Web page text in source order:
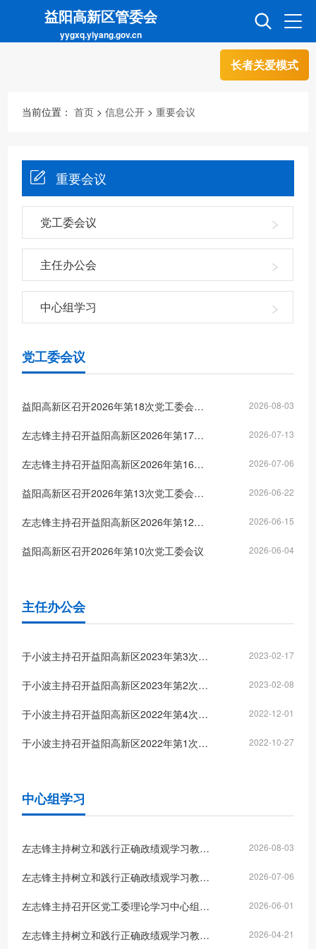
益阳高新区管委会
yygxq.yiyang.gov.cn
互动交流 政务超市
人才超市 金融超市
长者关爱模式
当前位置：首页 >信息公开 >重要会议
重要会议
党工委会议
主任办公会
中心组学习
党工委会议
益阳高新区召开2026年第18次党工委会会议 2026-08-03
左志锋主持召开益阳高新区2026年第17次党工委会会议 2026-07-13
左志锋主持召开益阳高新区2026年第16次党工委会会议 2026-07-06
益阳高新区召开2026年第13次党工委会会议 2026-06-22
左志锋主持召开益阳高新区2026年第12次党工委会议 2026-06-15
益阳高新区召开2026年第10次党工委会议 2026-06-04
主任办公会
于小波主持召开益阳高新区2023年第3次主任办公会议 2023-02-17
于小波主持召开益阳高新区2023年第2次主任办公会议 2023-02-08
于小波主持召开益阳高新区2022年第4次主任办公会议 2022-12-01
于小波主持召开益阳高新区2022年第1次主任办公会议 2022-10-27
中心组学习
左志锋主持树立和践行正确政绩观学习教育暨区党工委理论学习中心组2026年第6次集体学习 2026-08-03
左志锋主持树立和践行正确政绩观学习教育暨区党工委理论学习中心组2026年第5次集体学习 2026-07-06
左志锋主持召开区党工委理论学习中心组2026年第4次集体学习 2026-06-01
左志锋主持树立和践行正确政绩观学习教育读书班暨区党工委理论学习中心组2026年第3次集体学习 2026-04-21